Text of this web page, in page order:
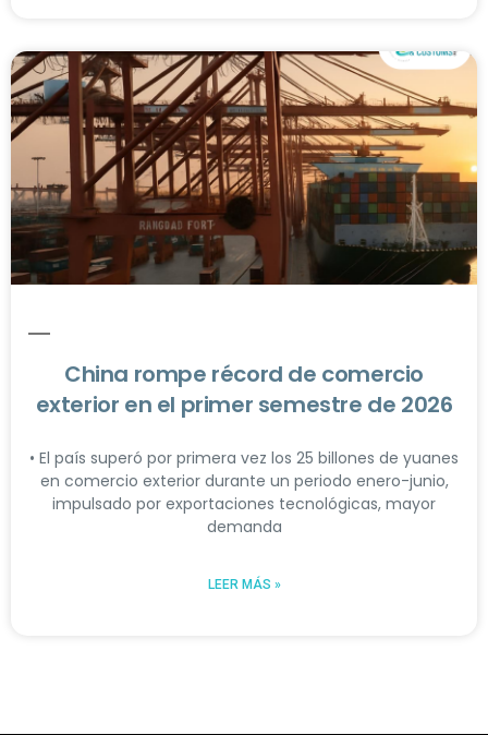
China rompe récord de comercio
exterior en el primer semestre de 2026
• El país superó por primera vez los 25 billones de yuanes
en comercio exterior durante un periodo enero-junio,
impulsado por exportaciones tecnológicas, mayor
demanda
LEER MÁS »